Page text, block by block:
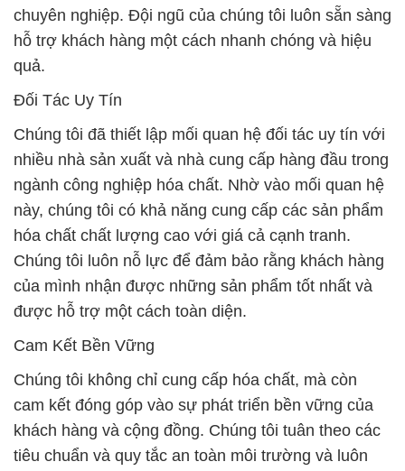
chuyên nghiệp. Đội ngũ của chúng tôi luôn sẵn sàng
hỗ trợ khách hàng một cách nhanh chóng và hiệu
quả.
Đối Tác Uy Tín
Chúng tôi đã thiết lập mối quan hệ đối tác uy tín với
nhiều nhà sản xuất và nhà cung cấp hàng đầu trong
ngành công nghiệp hóa chất. Nhờ vào mối quan hệ
này, chúng tôi có khả năng cung cấp các sản phẩm
hóa chất chất lượng cao với giá cả cạnh tranh.
Chúng tôi luôn nỗ lực để đảm bảo rằng khách hàng
của mình nhận được những sản phẩm tốt nhất và
được hỗ trợ một cách toàn diện.
Cam Kết Bền Vững
Chúng tôi không chỉ cung cấp hóa chất, mà còn
cam kết đóng góp vào sự phát triển bền vững của
khách hàng và cộng đồng. Chúng tôi tuân theo các
tiêu chuẩn và quy tắc an toàn môi trường và luôn